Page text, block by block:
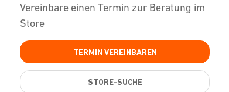
Vereinbare einen Termin zur Beratung im
Store
TERMIN VEREINBAREN
STORE-SUCHE